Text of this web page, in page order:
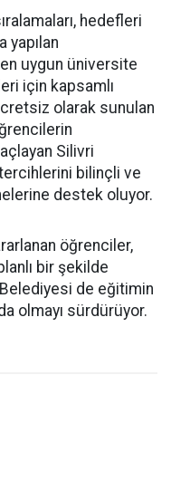
hedefleri
yapılan
uygun üniversite
için kapsamlı
olarak sunulan
Silivri
bilinçli ve
destek oluyor.
öğrenciler,
bir şekilde
de eğitimin
olmayı sürdürüyor.